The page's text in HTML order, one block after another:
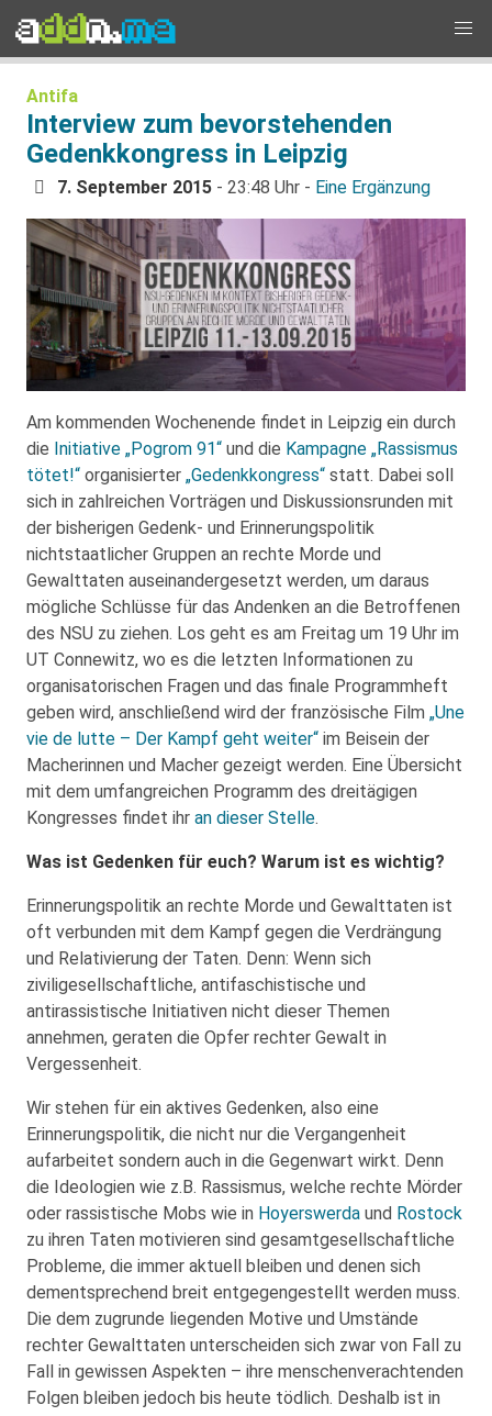
Antifa
Interview zum bevorstehenden
Gedenkkongress in Leipzig
7. September 2015 - 23:48 Uhr - Eine Ergänzung
Am kommenden Wochenende findet in Leipzig ein durch
die Initiative „Pogrom 91“ und die Kampagne „Rassismus
tötet!“ organisierter „Gedenkkongress“ statt. Dabei soll
sich in zahlreichen Vorträgen und Diskussionsrunden mit
der bisherigen Gedenk- und Erinnerungspolitik
nichtstaatlicher Gruppen an rechte Morde und
Gewalttaten auseinandergesetzt werden, um daraus
mögliche Schlüsse für das Andenken an die Betroffenen
des NSU zu ziehen. Los geht es am Freitag um 19 Uhr im
UT Connewitz, wo es die letzten Informationen zu
organisatorischen Fragen und das finale Programmheft
geben wird, anschließend wird der französische Film „Une
vie de lutte – Der Kampf geht weiter“ im Beisein der
Macherinnen und Macher gezeigt werden. Eine Übersicht
mit dem umfangreichen Programm des dreitägigen
Kongresses findet ihr an dieser Stelle.
Was ist Gedenken für euch? Warum ist es wichtig?
Erinnerungspolitik an rechte Morde und Gewalttaten ist
oft verbunden mit dem Kampf gegen die Verdrängung
und Relativierung der Taten. Denn: Wenn sich
ziviligesellschaftliche, antifaschistische und
antirassistische Initiativen nicht dieser Themen
annehmen, geraten die Opfer rechter Gewalt in
Vergessenheit.
Wir stehen für ein aktives Gedenken, also eine
Erinnerungspolitik, die nicht nur die Vergangenheit
aufarbeitet sondern auch in die Gegenwart wirkt. Denn
die Ideologien wie z.B. Rassismus, welche rechte Mörder
oder rassistische Mobs wie in Hoyerswerda und Rostock
zu ihren Taten motivieren sind gesamtgesellschaftliche
Probleme, die immer aktuell bleiben und denen sich
dementsprechend breit entgegengestellt werden muss.
Die dem zugrunde liegenden Motive und Umstände
rechter Gewalttaten unterscheiden sich zwar von Fall zu
Fall in gewissen Aspekten – ihre menschenverachtenden
Folgen bleiben jedoch bis heute tödlich. Deshalb ist in